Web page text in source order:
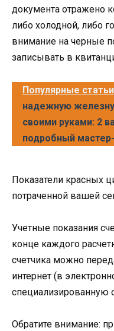
документа отражено
либо холодной, либо
внимание на черные
записывать в
Популярные статьи
надежную
своими руками: 2
подробный
Показатели красных
потраченной вашей
Учетные показания
конце каждого
счетчика можно
интернет (в
специализированную
Обратите внимание: